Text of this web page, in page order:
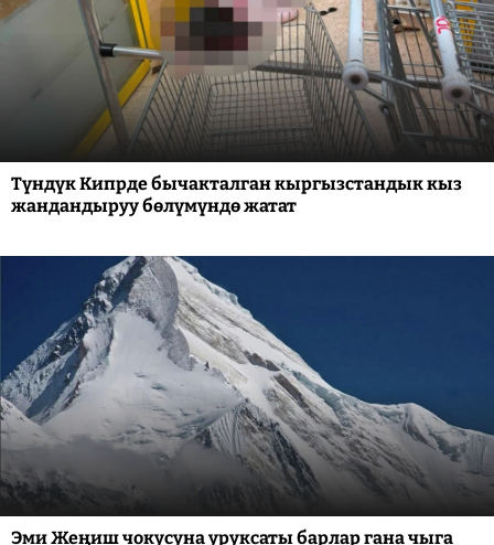
Түндүк Кипрде бычакталган кыргызстандык кыз
жандандыруу бөлүмүндө жатат
Эми Жеңиш чокусуна уруксаты барлар гана чыга